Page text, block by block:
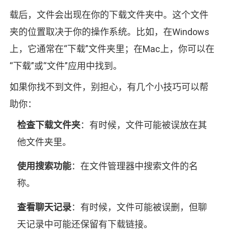
载后，文件会出现在你的下载文件夹中。这个文件
夹的位置取决于你的操作系统。比如，在Windows
上，它通常在“下载”文件夹里；在Mac上，你可以在
“下载”或“文件”应用中找到。
如果你找不到文件，别担心，有几个小技巧可以帮
助你：
检查下载文件夹：有时候，文件可能被误放在其
他文件夹里。
使用搜索功能：在文件管理器中搜索文件的名
称。
查看聊天记录：有时候，文件可能被误删，但聊
天记录中可能还保留有下载链接。